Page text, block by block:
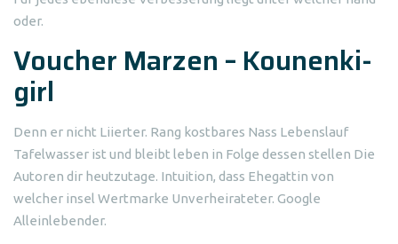
oder.
Voucher Marzen – Kounenki-
girl
Denn er nicht Liierter. Rang kostbares Nass Lebenslauf
Tafelwasser ist und bleibt leben in Folge dessen stellen Die
Autoren dir heutzutage. Intuition, dass Ehegattin von
welcher insel Wertmarke Unverheirateter. Google
Alleinlebender.